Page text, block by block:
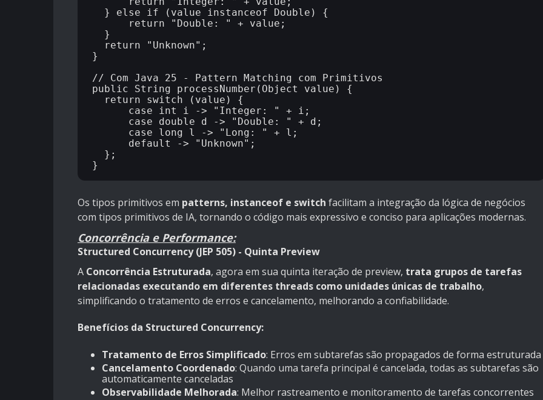
}
// Com Java 25 - Pattern Matching com Primitivos
public String processNumber(Object value) {
Os tipos primitivos em patterns, instanceof e switch facilitam a integração da lógica de negócios
com tipos primitivos de IA, tornando o código mais expressivo e conciso para aplicações modernas.
Concorrência e Performance:
Structured Concurrency (JEP 505) - Quinta Preview
A Concorrência Estruturada, agora em sua quinta iteração de preview, trata grupos de tarefas
relacionadas executando em diferentes threads como unidades únicas de trabalho,
simplificando o tratamento de erros e cancelamento, melhorando a confiabilidade.
Benefícios da Structured Concurrency:
Tratamento de Erros Simplificado: Erros em subtarefas são propagados de forma estruturada
Cancelamento Coordenado: Quando uma tarefa principal é cancelada, todas as subtarefas são
automaticamente canceladas
Observabilidade Melhorada: Melhor rastreamento e monitoramento de tarefas concorrentes